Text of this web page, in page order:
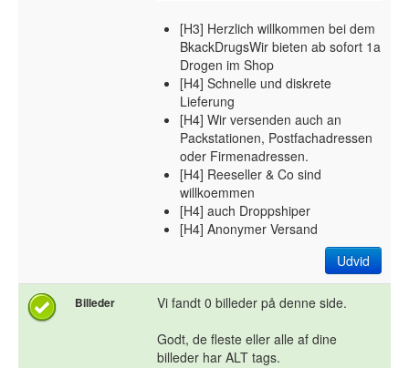
[H3] Herzlich willkommen bei dem
BkackDrugsWir bieten ab sofort 1a
Drogen im Shop
[H4] Schnelle und diskrete
Lieferung
[H4] Wir versenden auch an
Packstationen, Postfachadressen
oder Firmenadressen.
[H4] Reeseller & Co sind
willkoemmen
[H4] auch Droppshiper
[H4] Anonymer Versand
Udvid
Billeder
Vi fandt 0 billeder på denne side.
Godt, de fleste eller alle af dine
billeder har ALT tags.